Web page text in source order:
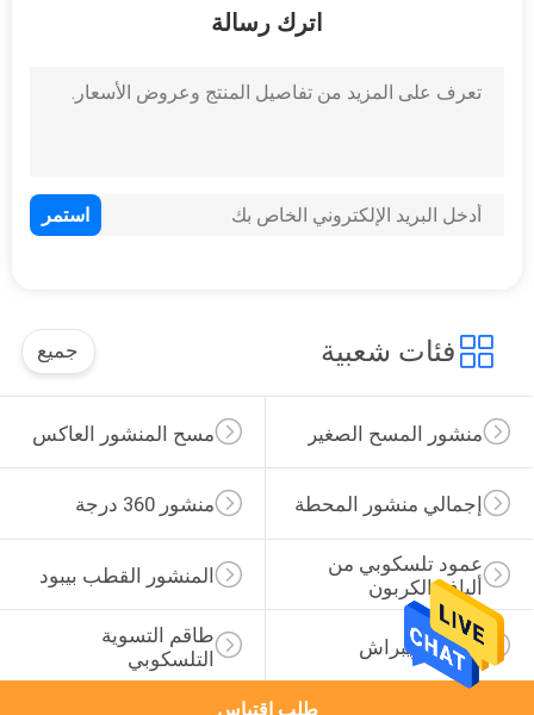
شاحن بطارية إجمالي
31
توتال ستيشن كبل
اترك رسالة
فئات شعبية جميع
مسح المنشور العاكس منشور المسح الصغير
منشور 360 درجة إجمالي منشور المحطة
المنشور القطب بيبود
عمود تلسكوبي من
ألياف الكربون
طاقم التسوية
التلسكوبي
محول تريبراش
طلب اقتباس